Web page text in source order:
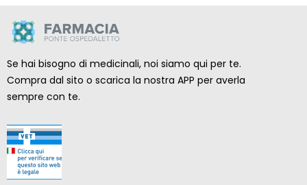
Se hai bisogno di medicinali, noi siamo qui per te.
Compra dal sito o scarica la nostra APP per averla
sempre con te.